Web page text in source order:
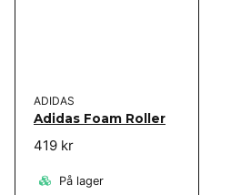
ADIDAS
Adidas Foam Roller
419 kr
På lager